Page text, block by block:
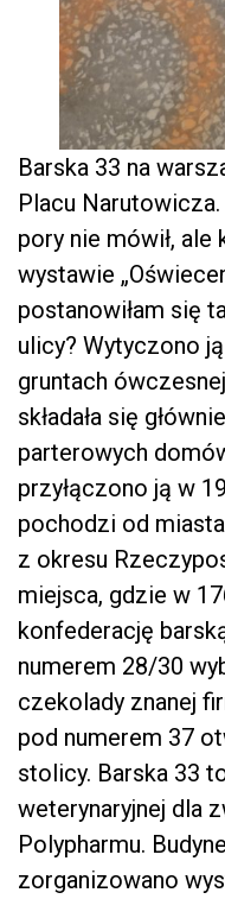
Barska 33 na
Placu
pory nie mówił, ale
wystawie
postanowiłam się
ulicy? Wytyczono
gruntach
składała się
parterowych
przyłączono ją w
pochodzi od
z okresu
miejsca, gdzie w
konfederację
numerem 28/30
czekolady znanej
pod numerem 37
stolicy. Barska 33
weterynaryjnej dla
Polypharmu.
zorganizowano